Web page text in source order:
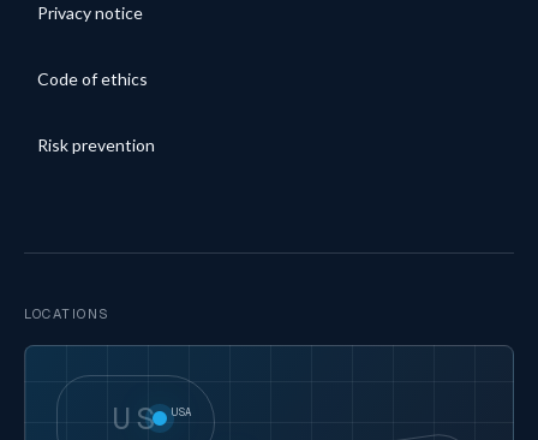
Privacy notice
Code of ethics
Risk prevention
LOCATIONS
US USA